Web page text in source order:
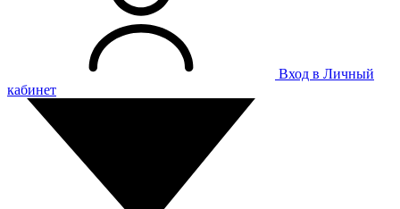
Вход в Личный
кабинет